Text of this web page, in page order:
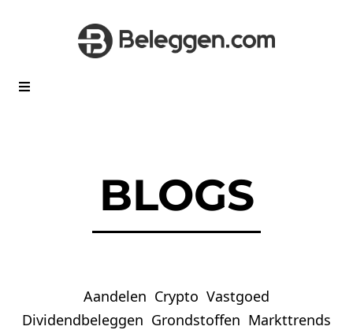
BLOGS
Aandelen Crypto Vastgoed
Dividendbeleggen Grondstoffen Markttrends